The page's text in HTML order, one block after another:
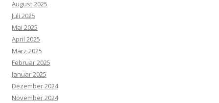
August 2025
Juli 2025
Mai 2025
April 2025
März 2025
Februar 2025
Januar 2025
Dezember 2024
November 2024